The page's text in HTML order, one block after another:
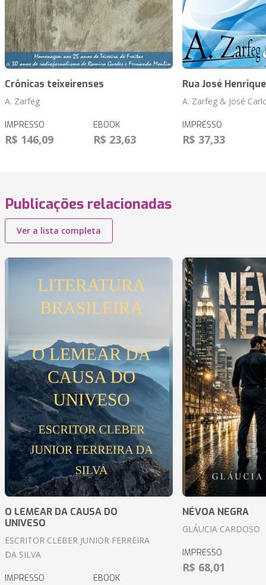
Crônicas teixeirenses
A. Zarfeg
IMPRESSO
R$ 146,09
EBOOK
R$ 23,63
Rua José
A. Zarfeg & José
IMPRESSO
R$ 37,33
Publicações relacionadas
Ver a lista completa
O LEMEAR DA CAUSA DO
UNIVESO
ESCRITOR CLEBER JUNIOR FERREIRA
DA SILVA
IMPRESSO EBOOK
NÉVOA NEGRA
GLÁUCIA CARDOSO
IMPRESSO
R$ 68,01